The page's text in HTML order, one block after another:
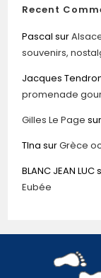
Recent
Pascal sur
souvenirs,
Jacques
promenade
Gilles Le Page
TIna surGrèce
BLANC JEAN LUC
Eubée